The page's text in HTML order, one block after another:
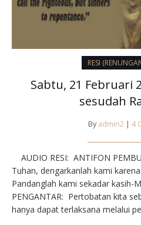
RESI
Sabtu, 21 Februari
sesudah
By admin2 | 4
AUDIO RESI: ANTIFON
Tuhan, dengarkanlah kami
Pandanglah kami sekadar kasih-
PENGANTAR⁣: Pertobatan kita
hanya dapat terlaksana melalui
pun orang-orang berdosa yang